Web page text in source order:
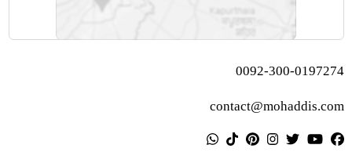
0092-300-0197274
contact@mohaddis.com